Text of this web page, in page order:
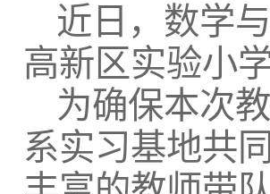
近日，数学
高新区实验小
为确保本次
系实习基地共